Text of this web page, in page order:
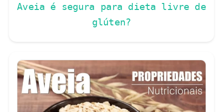
Aveia é segura para dieta livre de
glúten?